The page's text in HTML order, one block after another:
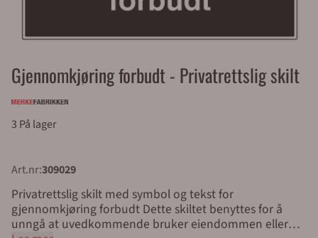
Gjennomkjøring forbudt - Privatrettslig skilt
3 På lager
Art.nr:309029
Privatrettslig skilt med symbol og tekst for
gjennomkjøring forbudt Dette skiltet benyttes for å
unngå at uvedkommende bruker eiendommen eller